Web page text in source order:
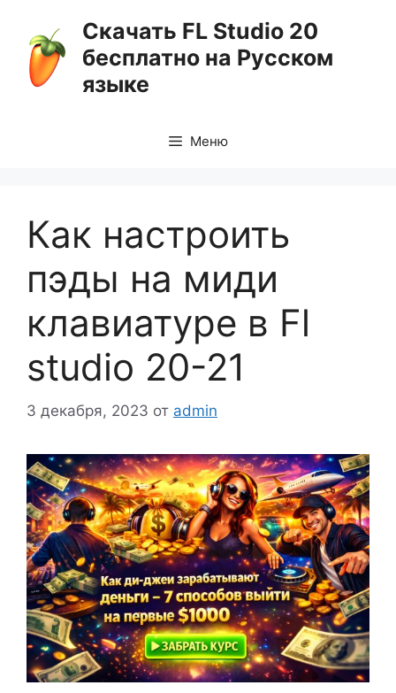
содержимому
Скачать FL Studio 20
бесплатно на Русском
языке
Меню
Как настроить
пэды на миди
клавиатуре в Fl
studio 20-21
3 декабря, 2023 от admin